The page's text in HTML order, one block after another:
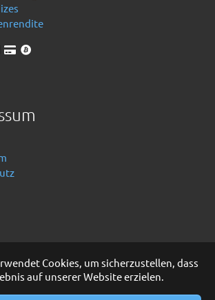
Cookies, um sicherzustellen, dass
auf unserer Website erzielen.